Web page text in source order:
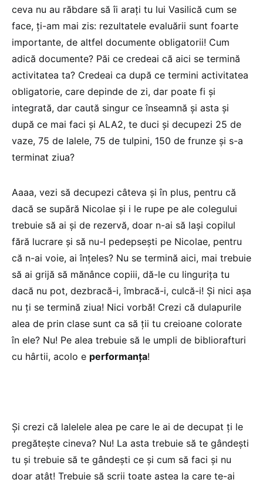
ceva nu au răbdare să îi araţi tu lui Vasilică cum se
face, ţi-am mai zis: rezultatele evaluării sunt foarte
importante, de altfel documente obligatorii! Cum
adică documente? Păi ce credeai că aici se termină
activitatea ta? Credeai ca după ce termini activitatea
obligatorie, care depinde de zi, dar poate fi şi
integrată, dar caută singur ce înseamnă şi asta şi
după ce mai faci şi ALA2, te duci şi decupezi 25 de
vaze, 75 de lalele, 75 de tulpini, 150 de frunze şi s-a
terminat ziua?
Aaaa, vezi să decupezi câteva şi în plus, pentru că
dacă se supără Nicolae şi i le rupe pe ale colegului
trebuie să ai şi de rezervă, doar n-ai să laşi copilul
fără lucrare şi să nu-l pedepseşti pe Nicolae, pentru
că n-ai voie, ai înţeles? Nu se termină aici, mai trebuie
să ai grijă să mănânce copiii, dă-le cu linguriţa tu
dacă nu pot, dezbracă-i, îmbracă-i, culcă-i! Şi nici aşa
nu ţi se termină ziua! Nici vorbă! Crezi că dulapurile
alea de prin clase sunt ca să ţii tu creioane colorate
în ele? Nu! Pe alea trebuie să le umpli de bibliorafturi
cu hârtii, acolo e performanța!
Şi crezi că lalelele alea pe care le ai de decupat ţi le
pregăteşte cineva? Nu! La asta trebuie să te gândeşti
tu şi trebuie să te gândeşti ce şi cum să faci şi nu
doar atât! Trebuie să scrii toate astea la care te-ai